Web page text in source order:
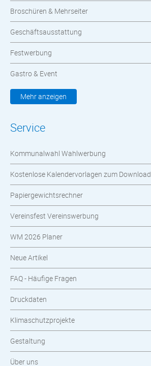
Broschüren & Mehrseiter
Geschäftsausstattung
Festwerbung
Gastro & Event
Kleidung & Textilien
meinOrt
Nachhaltige Produkte
Wahlen
Neuheiten im Shop
Mehr anzeigen
Service
Kommunalwahl Wahlwerbung
Kostenlose Kalendervorlagen zum Download
Papiergewichtsrechner
Vereinsfest Vereinswerbung
WM 2026 Planer
Neue Artikel
FAQ - Häufige Fragen
Druckdaten
Klimaschutzprojekte
Gestaltung
Über uns